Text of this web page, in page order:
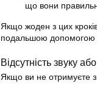
що вони
Якщо жоден з цих
подальшою допомогою
Відсутність звуку
Якщо ви не отримуєте